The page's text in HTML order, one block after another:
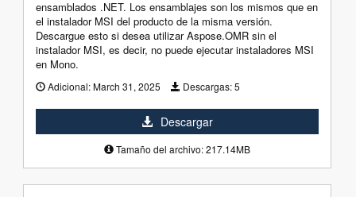
ensamblados .NET. Los ensamblajes son los mismos que en
el instalador MSI del producto de la misma versión.
Descargue esto si desea utilizar Aspose.OMR sin el
instalador MSI, es decir, no puede ejecutar instaladores MSI
en Mono.
Adicional:March 31, 2025 Descargas:5
Descargar
Tamaño del archivo: 217.14MB